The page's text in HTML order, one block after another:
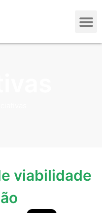
viabilidade